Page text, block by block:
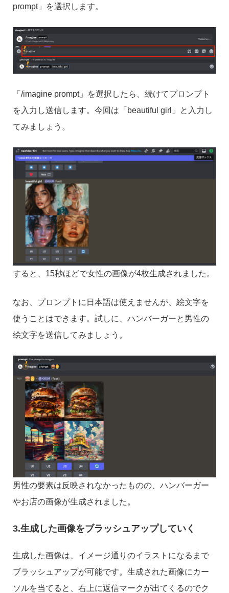
prompt」を選択します。
「/imagine prompt」を選択したら、続けてプロンプト
を入力し送信します。今回は「beautiful girl」と入力し
てみましょう。
すると、15秒ほどで女性の画像が4枚生成されました。
なお、プロンプトに日本語は使えませんが、絵文字を
使うことはできます。試しに、ハンバーガーと男性の
絵文字を送信してみましょう。
男性の要素は反映されなかったものの、ハンバーガー
やお店の画像が生成されました。
3.生成した画像をブラッシュアップしていく
生成した画像は、イメージ通りのイラストになるまで
ブラッシュアップが可能です。生成された画像にカー
ソルを当てると、右上に返信マークが出てくるのでク